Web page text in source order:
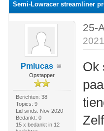
Semi-Lowracer streamliner
Pmlucas
Opstapper
Berichten: 38
Topics: 9
Lid sinds: Nov 2020
Bedankt: 0
15 x bedankt in 12
25-
Ok